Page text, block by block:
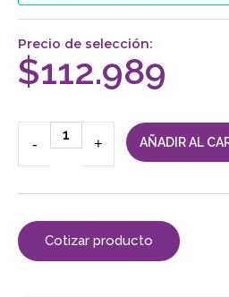
Precio de selección:
$112.989
- + AÑADIR AL
Cotizar producto